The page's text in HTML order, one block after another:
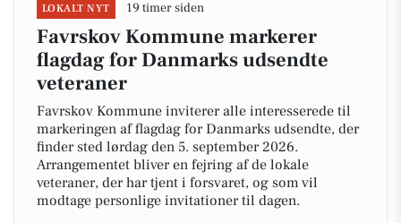
LOKALT NYT 19 timer siden
Favrskov Kommune markerer
flagdag for Danmarks udsendte
veteraner
Favrskov Kommune inviterer alle interesserede til
markeringen af flagdag for Danmarks udsendte, der
finder sted lørdag den 5. september 2026.
Arrangementet bliver en fejring af de lokale
veteraner, der har tjent i forsvaret, og som vil
modtage personlige invitationer til dagen.